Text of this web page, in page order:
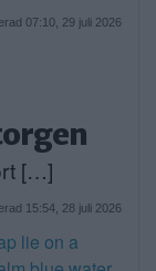
07:10, 29 juli 2026
[…]
15:54, 28 juli 2026